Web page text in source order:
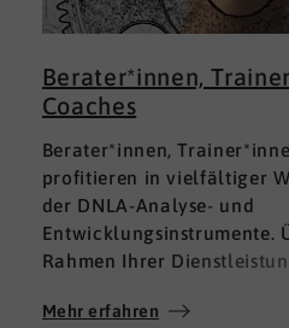
Berater*innen,
Coaches
Berater*innen,
profitieren in vielfältiger
der DNLA-Analyse- und
Entwicklungsinstrumente.
Rahmen Ihrer
Soft Skills brauchen, finden
Mehr erfahren